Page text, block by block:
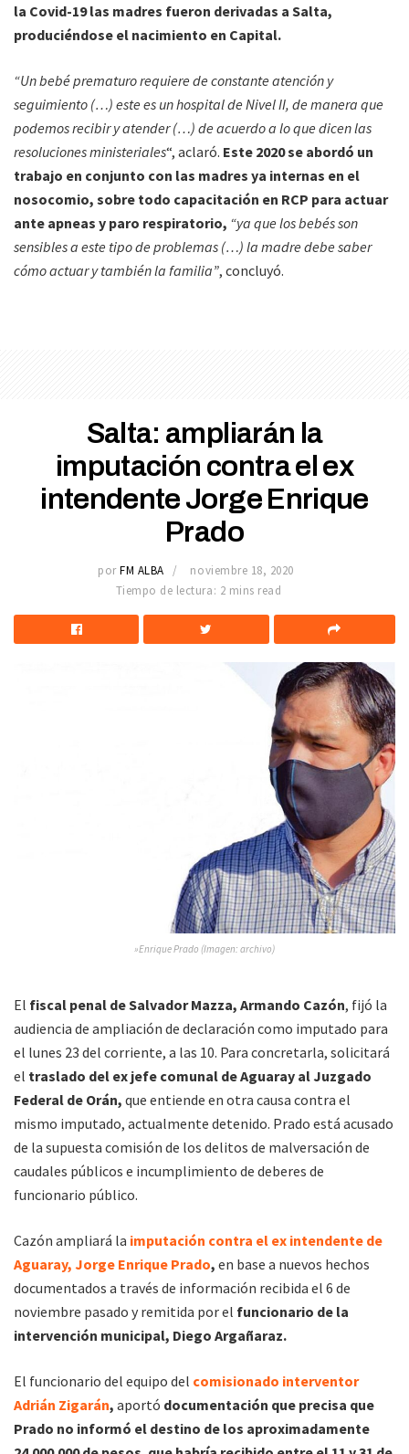
la Covid-19 las madres fueron derivadas a Salta,
produciéndose el nacimiento en Capital.
“Un bebé prematuro requiere de constante atención y
seguimiento (…) este es un hospital de Nivel II, de manera que
podemos recibir y atender (…) de acuerdo a lo que dicen las
resoluciones ministeriales“, aclaró. Este 2020 se abordó un
trabajo en conjunto con las madres ya internas en el
nosocomio, sobre todo capacitación en RCP para actuar
ante apneas y paro respiratorio, “ya que los bebés son
sensibles a este tipo de problemas (…) la madre debe saber
cómo actuar y también la familia”, concluyó.
Salta: ampliarán la
imputación contra el ex
intendente Jorge Enrique
Prado
por FM ALBA
noviembre 18, 2020
Tiempo de lectura: 2 mins read
»Enrique Prado (Imagen: archivo)
El fiscal penal de Salvador Mazza, Armando Cazón, fijó la
audiencia de ampliación de declaración como imputado para
el lunes 23 del corriente, a las 10. Para concretarla, solicitará
el traslado del ex jefe comunal de Aguaray al Juzgado
Federal de Orán, que entiende en otra causa contra el
mismo imputado, actualmente detenido. Prado está acusado
de la supuesta comisión de los delitos de malversación de
caudales públicos e incumplimiento de deberes de
funcionario público.
Cazón ampliará la imputación contra el ex intendente de
Aguaray, Jorge Enrique Prado, en base a nuevos hechos
documentados a través de información recibida el 6 de
noviembre pasado y remitida por el funcionario de la
intervención municipal, Diego Argañaraz.
El funcionario del equipo del comisionado interventor
Adrián Zigarán, aportó documentación que precisa que
Prado no informó el destino de los aproximadamente